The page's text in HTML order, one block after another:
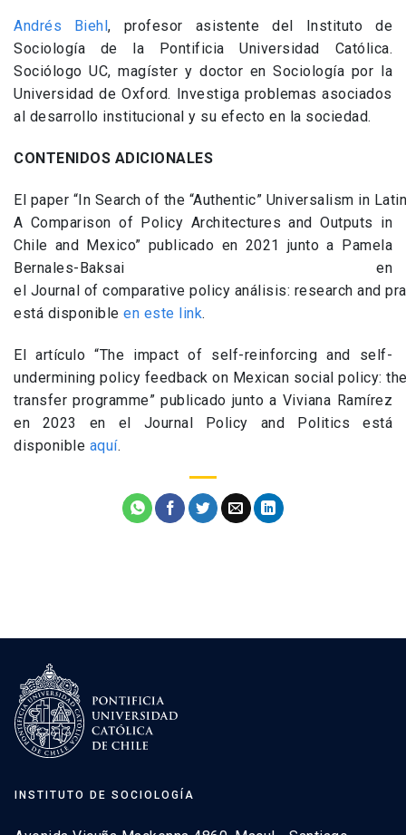
Andrés Biehl, profesor asistente del Instituto de
Sociología de la Pontificia Universidad Católica.
Sociólogo UC, magíster y doctor en Sociología por la
Universidad de Oxford. Investiga problemas asociados
al desarrollo institucional y su efecto en la sociedad.
CONTENIDOS ADICIONALES
El paper “In Search of the “Authentic” Universalism in
A Comparison of Policy Architectures and Outputs in
Chile and Mexico” publicado en 2021 junto a Pamela
Bernales-Baksai en
el Journal of comparative policy análisis: research and
está disponible en este link.
El artículo “The impact of self-reinforcing and self-
undermining policy feedback on Mexican social policy:
transfer programme” publicado junto a Viviana Ramírez
en 2023 en el Journal Policy and Politics está
disponible aquí.
INSTITUTO DE SOCIOLOGÍA